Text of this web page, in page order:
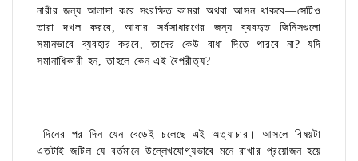
নারীর জন্য আলাদা করে সংরক্ষিত কামরা অথবা আসন থাকবে—সেটিও
তারা দখল করবে, আবার সর্বসাধারণের জন্য ব্যবহৃত জিনিসগুলো
সমানভাবে ব্যবহার করবে, তাদের কেউ বাধা দিতে পারবে না? যদি
সমানাধিকারী হন, তাহলে কেন এই বৈপরীত্য?
দিনের পর দিন যেন বেড়েই চলেছে এই অত্যাচার। আসলে বিষয়টা
এতটাই জটিল যে বর্তমানে উল্লেখযোগ্যভাবে মনে রাখার প্রয়োজন হয়ে